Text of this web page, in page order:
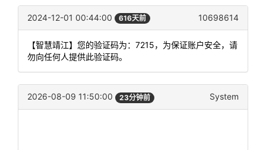
2024-12-01 00:44:00 616天前 10698614
【智慧靖江】您的验证码为：7215，为保证账户安全，请
勿向任何人提供此验证码。
2026-08-09 11:50:00 23分钟前 System